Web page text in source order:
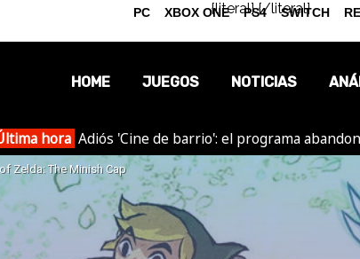
{literal}{/literal}
HOME JUEGOS NOTICIAS
OPINIÓN
REPORTAJES
hora Adiós 'Cine de barrio': el programa
Zelda: The Minish Cap
PC XBOX ONE PS4 SWITCH